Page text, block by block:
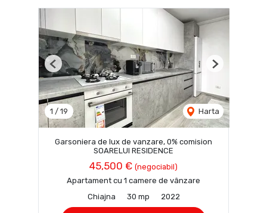
1 / 19 Harta
Previous Next
Garsoniera de lux de vanzare, 0% comision
SOARELUI RESIDENCE
45,500 € (negociabil)
Apartament cu 1 camere de vânzare
Chiajna
30 mp 2022